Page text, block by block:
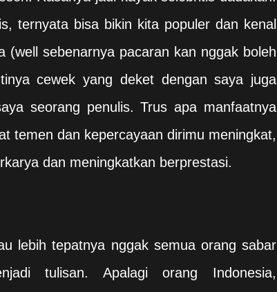
ternyata bisa bikin kita populer dan kenal
(well sebenarnya pacaran kan nggak boleh
cewek yang deket dengan saya juga
seorang penulis. Trus apa manfaatnya
temen dan kepercayaan dirimu meningkat,
dan meningkatkan berprestasi.
lebih tepatnya nggak semua orang sabar
tulisan. Apalagi orang Indonesia,